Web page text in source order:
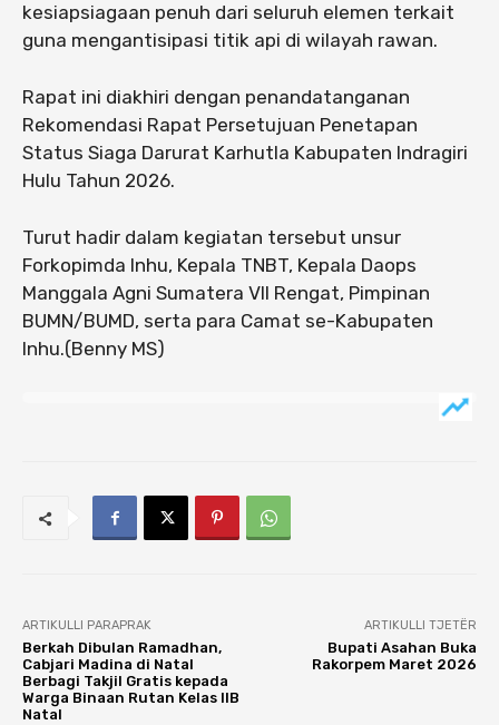
kesiapsiagaan penuh dari seluruh elemen terkait
guna mengantisipasi titik api di wilayah rawan.
Rapat ini diakhiri dengan penandatanganan
Rekomendasi Rapat Persetujuan Penetapan
Status Siaga Darurat Karhutla Kabupaten Indragiri
Hulu Tahun 2026.
Turut hadir dalam kegiatan tersebut unsur
Forkopimda Inhu, Kepala TNBT, Kepala Daops
Manggala Agni Sumatera VII Rengat, Pimpinan
BUMN/BUMD, serta para Camat se-Kabupaten
Inhu.(Benny MS)
ARTIKULLI PARAPRAK
Berkah Dibulan Ramadhan,
Cabjari Madina di Natal
Berbagi Takjil Gratis kepada
Warga Binaan Rutan Kelas IIB
Natal
ARTIKULLI TJETËR
Bupati Asahan Buka
Rakorpem Maret 2026